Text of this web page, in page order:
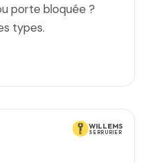
porte bloquée ?
types.
WILLEMS
SERRURIER